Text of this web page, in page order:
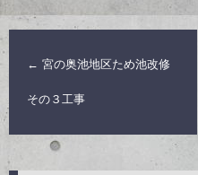
← 宮の奥池地区ため池改修
その３工事